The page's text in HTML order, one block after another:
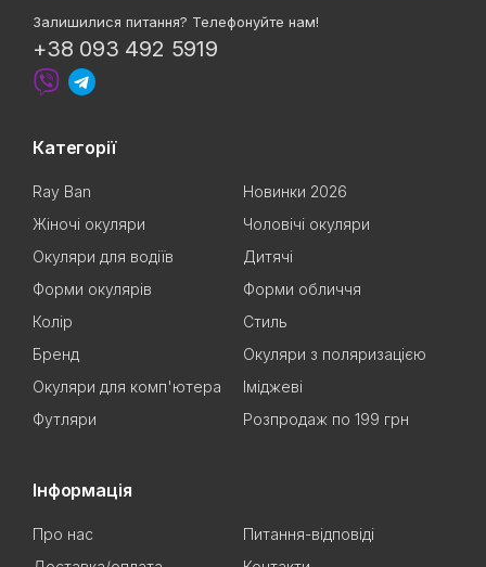
Залишилися питання? Телефонуйте нам!
+38 093 492 5919
Категорії
Ray Ban
Новинки 2026
Жіночі окуляри
Чоловічі окуляри
Окуляри для водіїв
Дитячі
Форми окулярів
Форми обличчя
Колір
Стиль
Бренд
Окуляри з поляризацією
Окуляри для комп'ютера
Іміджеві
Футляри
Розпродаж по 199 грн
Інформація
Про нас
Питання-відповіді